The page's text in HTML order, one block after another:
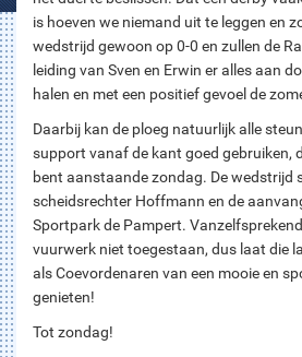
is hoeven we niemand uit te leggen en
wedstrijd gewoon op 0-0 en zullen de
leiding van Sven en Erwin er alles aan
halen en met een positief gevoel de
Daarbij kan de ploeg natuurlijk alle
support vanaf de kant goed gebruiken,
bent aanstaande zondag. De wedstrijd
scheidsrechter Hoffmann en de
Sportpark de Pampert.
vuurwerk niet toegestaan, dus laat die
als Coevordenaren van een mooie en
genieten!
Tot zondag!